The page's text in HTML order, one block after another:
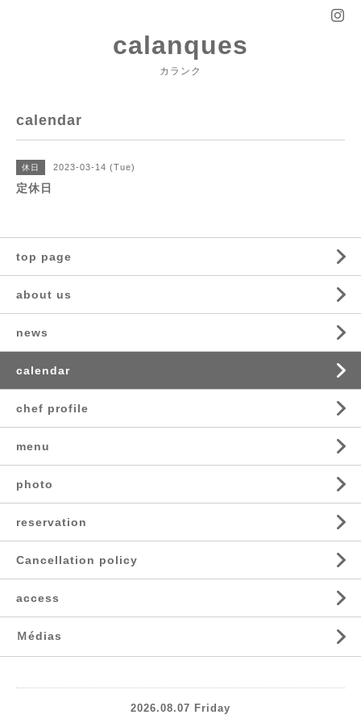
calanques
カランク
calendar
休日 2023-03-14 (Tue)
定休日
top page
about us
news
calendar
chef profile
menu
photo
reservation
Cancellation policy
access
Ｍédias
2026.08.07 Friday